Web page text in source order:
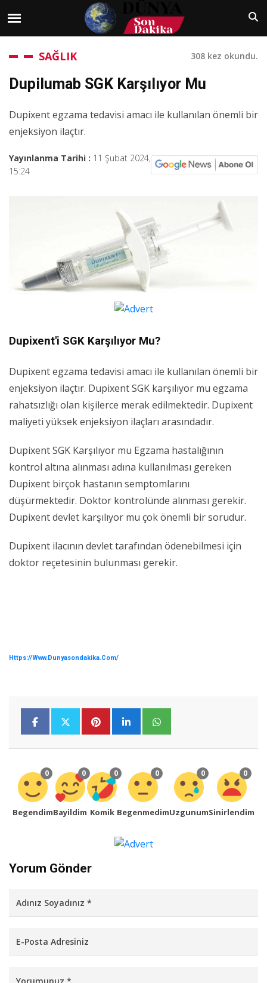
SAĞLIK 308 kez okundu.
Dupilumab SGK Karşılıyor Mu
Dupixent egzama tedavisi amacı ile kullanılan önemli bir
enjeksiyon ilaçtır.
Yayınlanma Tarihi : 11 Şubat 2024,
15:24
Dupixent'i SGK Karşılıyor Mu?
Dupixent egzama tedavisi amacı ile kullanılan önemli bir
enjeksiyon ilaçtır. Dupixent SGK karşılıyor mu egzama
rahatsızlığı olan kişilerce merak edilmektedir. Dupixent
maliyeti yüksek enjeksiyon ilaçları arasındadır.
Dupixent SGK Karşılıyor mu Egzama hastalığının
kontrol altına alınması adına kullanılması gereken
Dupixent birçok hastanın semptomlarını
düşürmektedir. Doktor kontrolünde alınması gerekir.
Dupixent devlet karşılıyor mu çok önemli bir sorudur.
Dupixent ilacının devlet tarafından ödenebilmesi için
doktor reçetesinin bulunması gerekir.
Https://www.dunyasondakika.com/
0
Begendim
0
Bayildim
0
Komik
0
Begenmedim
0
Uzgunum
0
Sinirlendim
Yorum Gönder